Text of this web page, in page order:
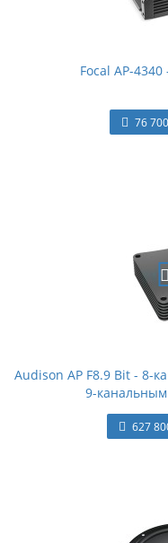
Focal AP-
76
Audison AP F8.9 Bit - 8-
9-канальным
627